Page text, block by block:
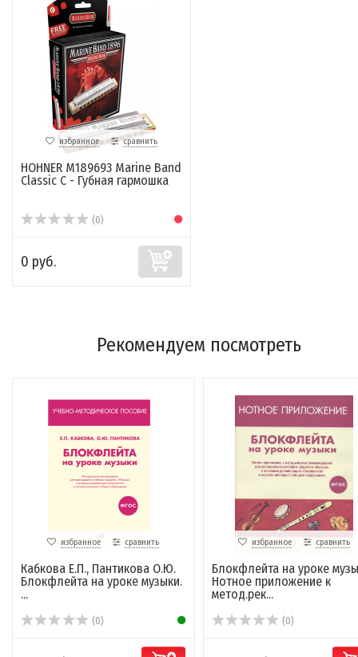
избранное сравнить
HOHNER M189693 Marine Band
Classic C - Губная гармошка
(0)
0 руб.
Рекомендуем посмотреть
избранное сравнить
Кабкова Е.П., Пантикова О.Ю.
Блокфлейта на уроке музыки.
...
(0)
избранное сравнить
Блокфлейта на уроке
Нотное приложение к
метод.рек...
(0)